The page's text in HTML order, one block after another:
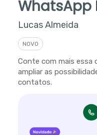
WhatsApp
Lucas Almeida
NOVO
Conte com mais essa
ampliar as
contatos.